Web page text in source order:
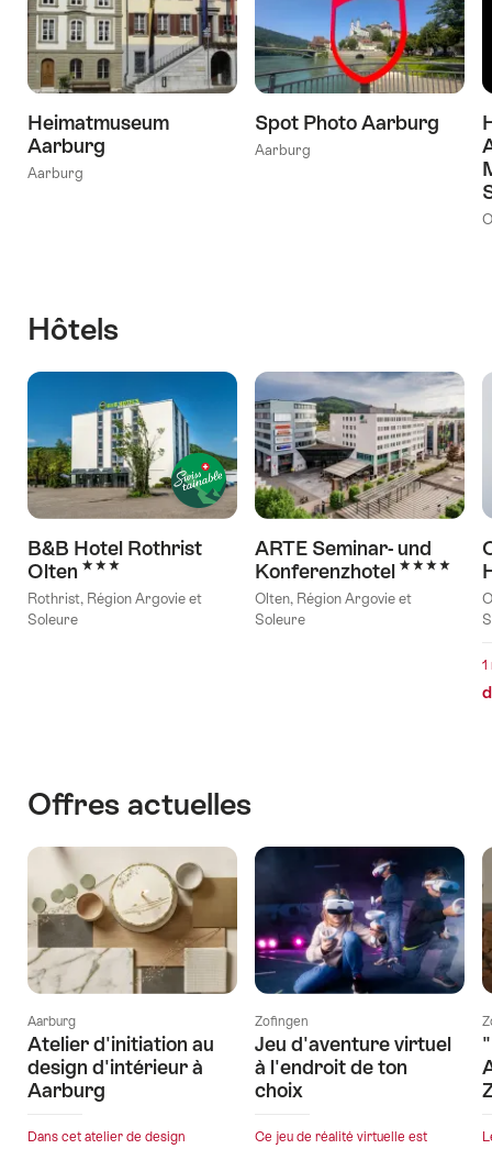
Heimatmuseum
Aarburg
Aarburg
Spot Photo Aarburg
Aarburg
Hôtels
B&B Hotel Rothrist
Olten 3 étoiles
Rothrist, Région Argovie et
Soleure
ARTE Seminar- und
Konferenzhotel 4 étoiles
Olten, Région Argovie et
Soleure
1
Offres actuelles
Aarburg
Atelier d'initiation au
design d'intérieur à
Aarburg
Dans cet atelier de design
Zofingen
Jeu d'aventure virtuel
à l'endroit de ton
choix
Ce jeu de réalité virtuelle est